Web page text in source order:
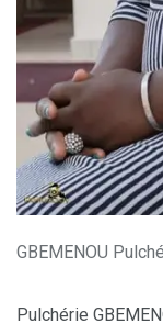
GBEMENOU
Pulchérie